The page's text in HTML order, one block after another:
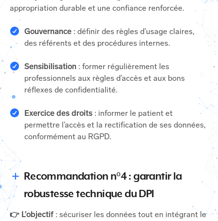
appropriation durable et une confiance renforcée.
Gouvernance : définir des règles d’usage claires,
des référents et des procédures internes.
Sensibilisation : former régulièrement les
professionnels aux règles d’accès et aux bons
réflexes de confidentialité.
Exercice des droits : informer le patient et
permettre l’accès et la rectification de ses données,
conformément au RGPD.
Recommandation n°4 : garantir la
robustesse technique du DPI
👉 L’objectif : sécuriser les données tout en intégrant le